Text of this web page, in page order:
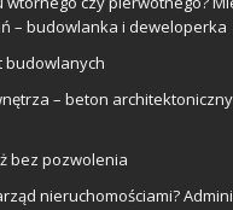
– budowlanka i deweloperka
budowlanych
– beton
bez pozwolenia
nieruchomościami?